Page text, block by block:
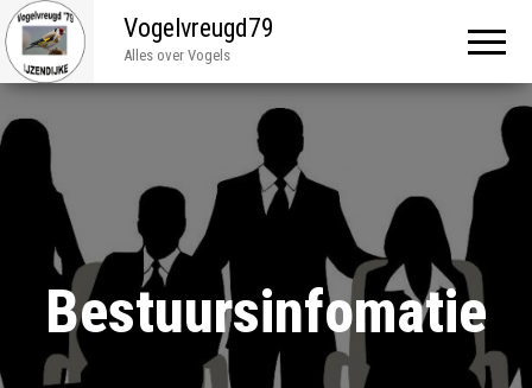
Vogelvreugd79
Alles over Vogels
Bestuursinfomatie